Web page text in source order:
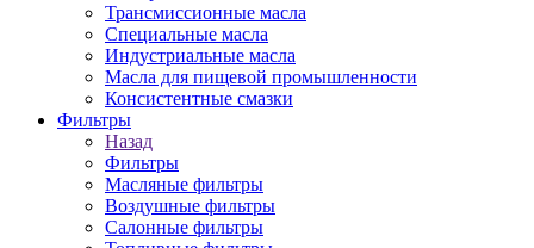
Трансмиссионные масла
Специальные масла
Индустриальные масла
Масла для пищевой промышленности
Консистентные смазки
Фильтры
Назад
Фильтры
Масляные фильтры
Воздушные фильтры
Салонные фильтры